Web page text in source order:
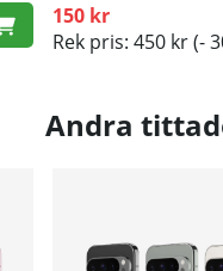
150 kr
Rek pris: 450 kr(-
Andra